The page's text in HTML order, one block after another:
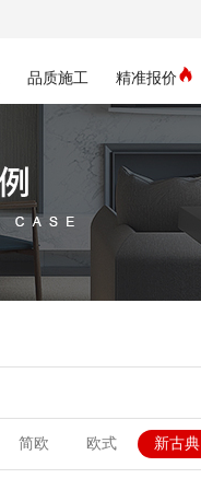
品质施工 精准报价
简欧 欧式 新古典